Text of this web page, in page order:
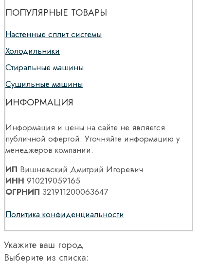
ПОПУЛЯРНЫЕ ТОВАРЫ
Настенные сплит системы
Холодильники
Стиральные машины
Сушильные машины
ИНФОРМАЦИЯ
Информация и цены на сайте не является
публичной офертой. Уточняйте информацию у
менеджеров компании.
ИП Вишневский Дмитрий Игоревич
ИНН 910219059165
ОГРНИП 321911200063647
Политика конфиденциальности
Укажите ваш город
Выберите из списка: